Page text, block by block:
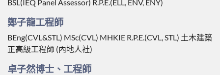
BSL(IEQ Panel Assessor) R.P.E.(ELL, ENV, ENY)
鄭子龍工程師
BEng(CVL&STL) MSc(CVL) MHKIE R.P.E.(CVL, STL) 土木建築
正高級工程師 (內地人社)
卓子然博士、工程師